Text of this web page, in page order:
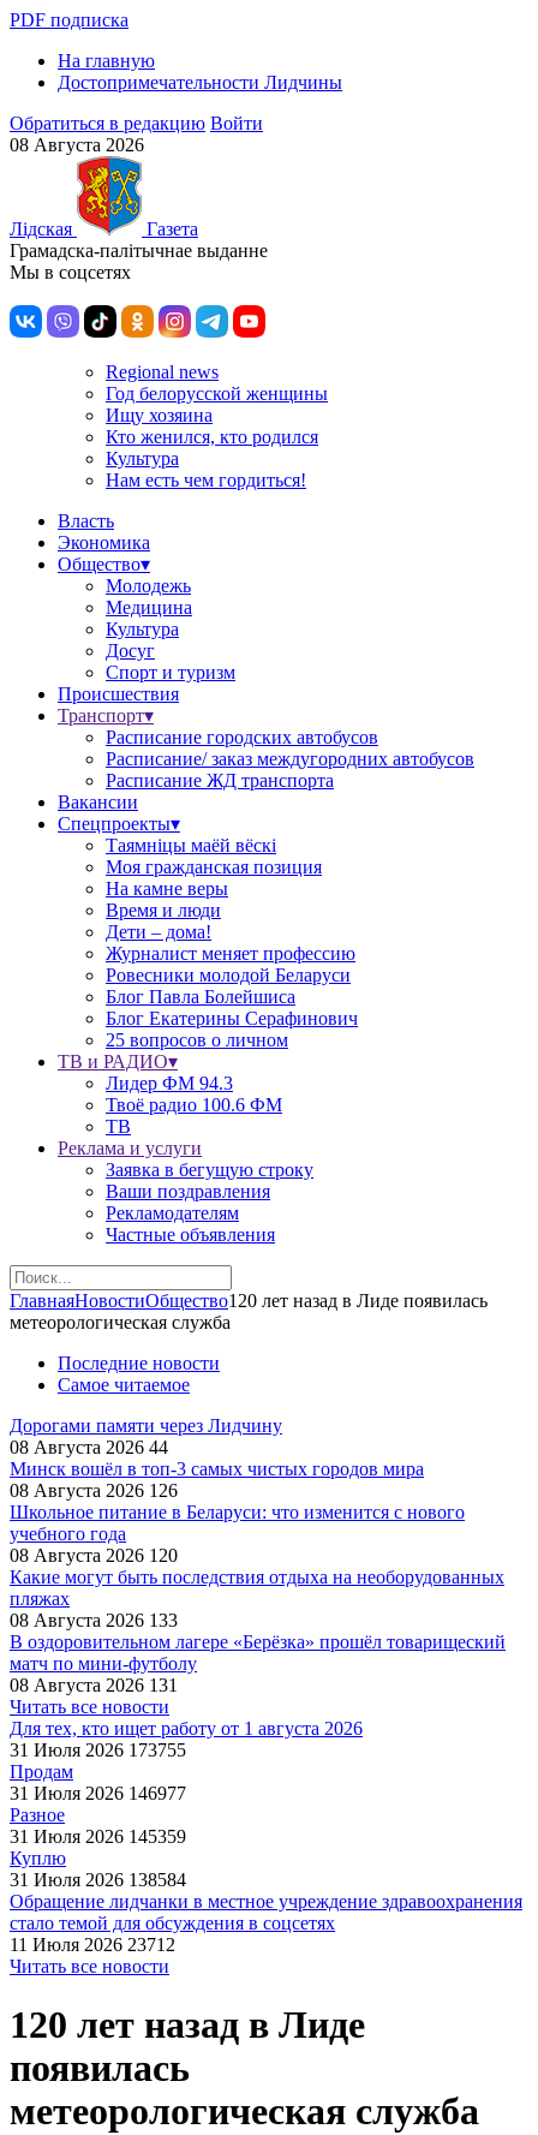
PDF подписка
На главную
Достопримечательности Лидчины
Обратиться в редакцию Войти
08 Августа 2026
Лiдская
Газета
Грамадска-палiтычнае выданне
Мы в соцсетях
Regional news
Год белорусской женщины
Ищу хозяина
Кто женился, кто родился
Культура
Нам есть чем гордиться!
Власть
Экономика
Общество▾
Молодежь
Медицина
Культура
Досуг
Спорт и туризм
Происшествия
Транспорт▾
Расписание городских автобусов
Расписание/ заказ междугородних автобусов
Расписание ЖД транспорта
Вакансии
Спецпроекты▾
Таямніцы маёй вёскі
Моя гражданская позиция
На камне веры
Время и люди
Дети – дома!
Журналист меняет профессию
Ровесники молодой Беларуси
Блог Павла Болейшиса
Блог Екатерины Серафинович
25 вопросов о личном
ТВ и РАДИО▾
Лидер ФМ 94.3
Твоё радио 100.6 ФМ
ТВ
Реклама и услуги
Заявка в бегущую строку
Ваши поздравления
Рекламодателям
Частные объявления
ГлавнаяНовостиОбщество120 лет назад в Лиде появилась
метеорологическая служба
Последние новости
Самое читаемое
Дорогами памяти через Лидчину
08 Августа 2026 44
Минск вошёл в топ-3 самых чистых городов мира
08 Августа 2026 126
Школьное питание в Беларуси: что изменится с нового
учебного года
08 Августа 2026 120
Какие могут быть последствия отдыха на необорудованных
пляжах
08 Августа 2026 133
В оздоровительном лагере «Берёзка» прошёл товарищеский
матч по мини-футболу
08 Августа 2026 131
Читать все новости
Для тех, кто ищет работу от 1 августа 2026
31 Июля 2026 173755
Продам
31 Июля 2026 146977
Разное
31 Июля 2026 145359
Куплю
31 Июля 2026 138584
Обращение лидчанки в местное учреждение здравоохранения
стало темой для обсуждения в соцсетях
11 Июля 2026 23712
Читать все новости
120 лет назад в Лиде
появилась
метеорологическая служба